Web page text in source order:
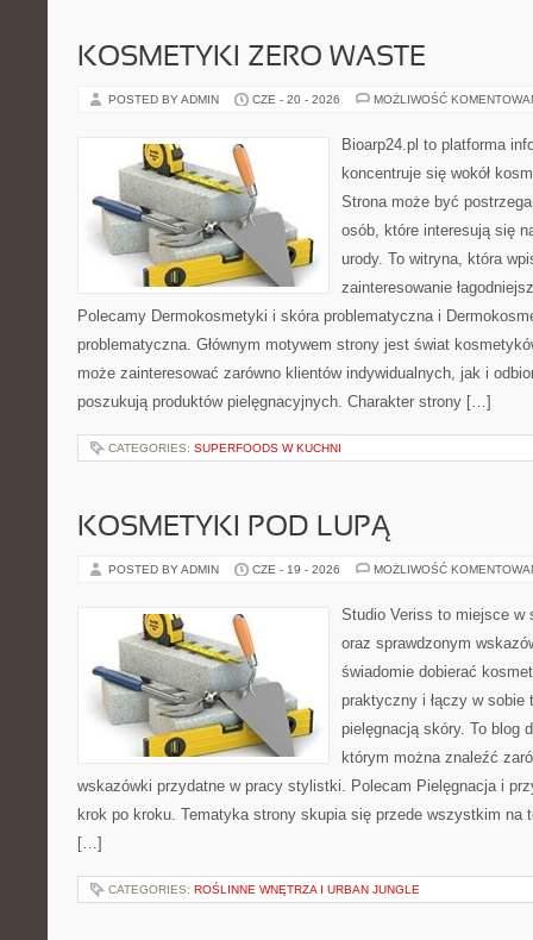
KOSMETYKI ZERO WASTE
POSTED BY ADMIN CZE - 20 - 2026 MOŻLIWOŚĆ
Bioarp24.pl to platforma
koncentruje się wokół
Strona może być
osób, które interesują się
urody. To witryna, która
zainteresowanie
Polecamy Dermokosmetyki i skóra problematyczna i
problematyczna. Głównym motywem strony jest świat
może zainteresować zarówno klientów indywidualnych, jak i
poszukują produktów pielęgnacyjnych. Charakter strony […]
CATEGORIES: SUPERFOODS W KUCHNI
KOSMETYKI POD LUPĄ
POSTED BY ADMIN CZE - 19 - 2026 MOŻLIWOŚĆ
Studio Veriss to miejsce w
oraz sprawdzonym
świadomie dobierać
praktyczny i łączy w sobie
pielęgnacją skóry. To blog
którym można znaleźć
wskazówki przydatne w pracy stylistki. Polecam Pielęgnacja i
krok po kroku. Tematyka strony skupia się przede wszystkim na
[…]
CATEGORIES: ROŚLINNE WNĘTRZA I URBAN JUNGLE